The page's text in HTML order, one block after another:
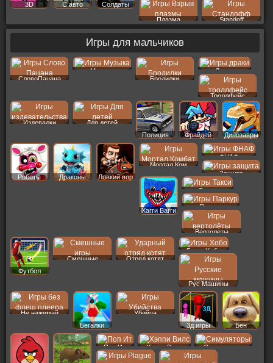
3D С авто Солдаты
Плазма Standoff
Игры для мальчиков
СловоПацана
Музыка
Бродилки
Драки
Троллфейс
Издевалки
Для детей
Полиция
Фрайдей Динозавры
Роботы Драконы Ловкий вор
Мортал Ком
ФНАФ
Защита
Хагги Вагги
Такси
Паркур
Вертолеты
Футбол
Смешные Отряд котят
Бомж Хобо
Рус Машины
Не нажимай
Бегалки
Убийца
3д игры
Бен
Поп Ит Хэппи Вилс Симуляторы